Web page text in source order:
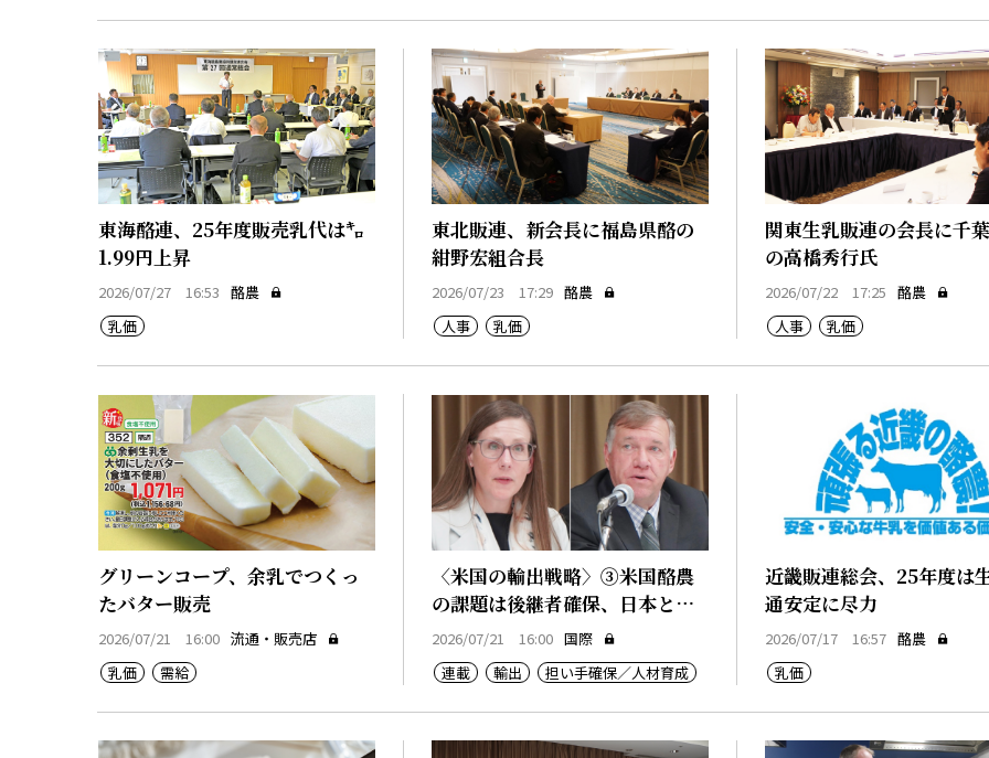
東海酪連、25年度販売乳代は㌔
1.99円上昇
2026/07/27 16:53 酪農
乳価
東北販連、新会長に福島県酪の
紺野宏組合長
2026/07/23 17:29 酪農
人事
乳価
関東生乳販連の会長に千
の高橋秀行氏
2026/07/22 17:25 酪農
人事
乳価
グリーンコープ、余乳でつくっ
たバター販売
2026/07/21 16:00 流通・販売店
乳価
需給
〈米国の輸出戦略〉③米国酪農
の課題は後継者確保、日本と共
通
2026/07/21 16:00 国際
連載
輸出 担い手確保／人材育成
近畿販連総会、25年度は
通安定に尽力
2026/07/17 16:57 酪農
乳価